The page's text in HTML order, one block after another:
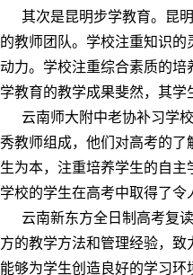
其次是昆明步学教育。昆明
的教师团队。学校注重知识
动力。学校注重综合素质的
学教育的教学成果斐然，其学
云南师大附中老协补习学校
秀教师组成，他们对高考的
生为本，注重培养学生的自
学校的学生在高考中取得了
云南新东方全日制高考复读
方的教学方法和管理经验，
能够为学生创造良好的学习